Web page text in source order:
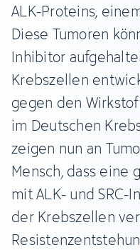
ALK-Proteins,
Diese Tumoren
Inhibitor
Krebszellen
gegen den
im Deutschen
zeigen nun an
Mensch, dass eine
mit ALK- und SRC-
der Krebszellen